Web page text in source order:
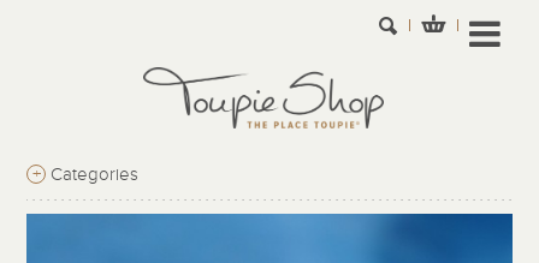
+ Categories